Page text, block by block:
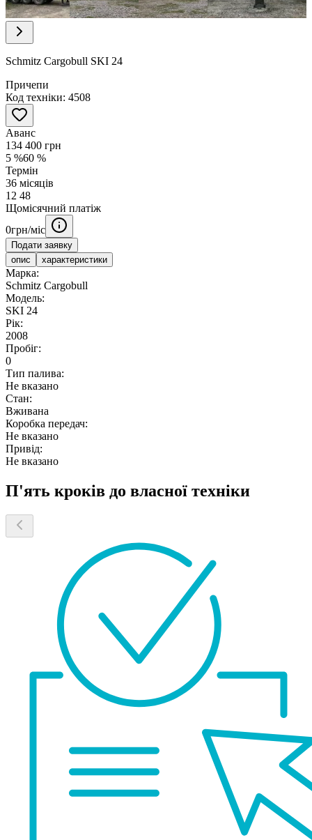
Item
32
Schmitz Cargobull SKI 24
Причепи
Код техніки: 4508
Аванс
134 400 грн
5 %60 %
Термін
36 місяців
12 48
Щомісячний платіж
0грн/міс
Подати заявку
опис
характеристики
Марка:
Schmitz Cargobull
Модель:
SKI 24
Рік:
2008
Пробіг:
0
Тип палива:
Не вказано
Стан:
Вживана
Коробка передач:
Не вказано
Привід:
Не вказано
П'ять кроків до власної техніки